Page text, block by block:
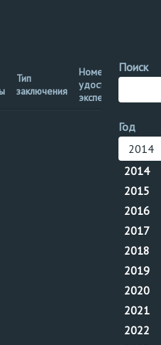
Тип
заключения
Номер
удостоверения
эксперта
Поиск
Год
2014
2015
2016
2017
2018
2019
2020
2021
2022